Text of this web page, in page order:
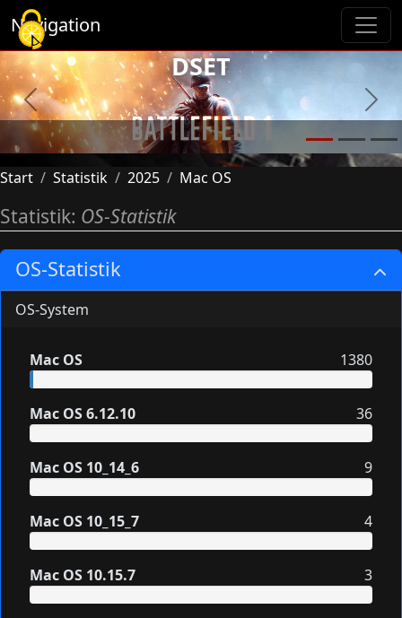
Navigation
Previous Next
DSET
Start Statistik 2025 Mac OS
Statistik: OS-Statistik
OS-Statistik
OS-System
Mac OS 1380
Mac OS 6.12.10 36
Mac OS 10_14_6 9
Mac OS 10_15_7 4
Mac OS 10.15.7 3
Cookie-Einstellungen